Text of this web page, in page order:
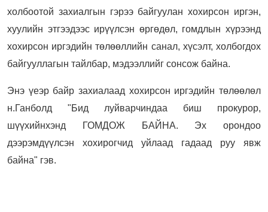
холбоотой захиалгын гэрээ байгуулан хохирсон иргэн,
хуулийн этгээдээс ирүүлсэн өргөдөл, гомдлын хүрээнд
хохирсон иргэдийн төлөөллийн санал, хүсэлт, холбогдох
байгууллагын тайлбар, мэдээллийг сонсож байна.
Энэ үеэр байр захиалаад хохирсон иргэдийн төлөөлөл
н.Ганболд "Бид луйварчиндаа биш прокурор,
шүүхийнхэнд ГОМДОЖ БАЙНА. Эх орондоо
дээрэмдүүлсэн хохирогчид уйлаад гадаад руу явж
байна" гэв.